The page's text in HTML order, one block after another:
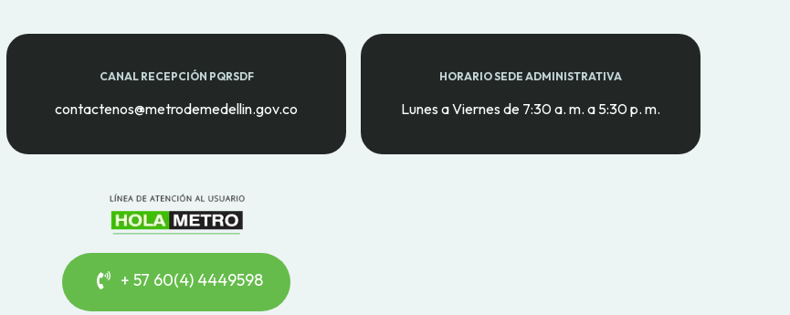
CANAL RECEPCIÓN PQRSDF
contactenos@metrodemedellin.gov.co
HORARIO SEDE ADMINISTRATIVA
Lunes a Viernes de 7:30 a. m. a 5:30 p. m.
+ 57 60(4) 4449598